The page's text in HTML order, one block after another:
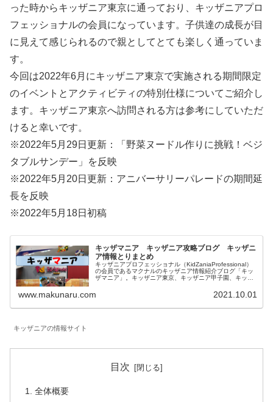
った時からキッザニア東京に通っており、キッザニアプロ
フェッショナルの会員になっています。子供達の成長が目
に見えて感じられるので親としてとても楽しく通っていま
す。
今回は2022年6月にキッザニア東京で実施される期間限定
のイベントとアクティビティの特別仕様についてご紹介し
ます。キッザニア東京へ訪問される方は参考にしていただ
けると幸いです。
※2022年5月29日更新：「野菜ヌードル作りに挑戦！ベジ
タブルサンデー」を反映
※2022年5月20日更新：アニバーサリーパレードの期間延
長を反映
※2022年5月18日初稿
キッザマニア キッザニア攻略ブログ キッザニ
ア情報とりまとめ
キッザニアプロフェッショナル（KidZaniaProfessional）
の会員であるマクナルのキッザニア情報紹介ブログ「キッ
ザマニア」。キッザニア東京、キッザニア甲子園、キッザ
も記載したお仕事体験記、料金等に関係する予約方法、お
得な情報等を記載しています。
www.makunaru.com 2021.10.01
キッザニアの情報サイト
目次
全体概要